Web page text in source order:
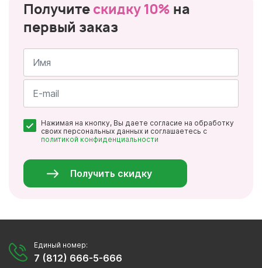
Получите скидку 10% на
первый заказ
Имя
*
Нажимая на кнопку, Вы даете согласие на обработку
своих персональных данных и соглашаетесь с
политикой конфиденциальности
Получить скидку
Единый номер:
7 (812) 666-5-666